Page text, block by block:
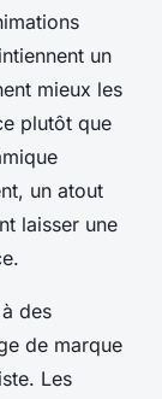
un
mieux les
plutôt que
un atout
laisser une
des
de marque
Les